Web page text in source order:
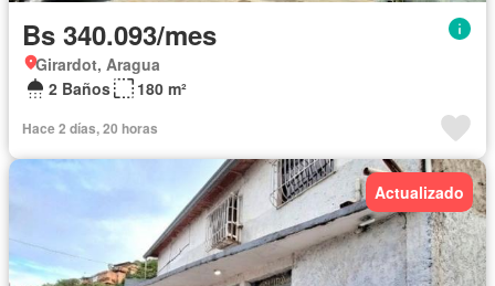
Bs 340.093/mes
Girardot, Aragua
2 Baños
180 m²
Hace 2 días, 20 horas
Actualizado